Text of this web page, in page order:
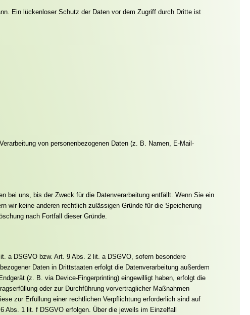
Ein lückenloser Schutz der Daten vor dem Zugriff durch Dritte ist
von personenbezogenen Daten (z. B. Namen, E-Mail-
bei uns, bis der Zweck für die Datenverarbeitung entfällt. Wenn Sie ein
wir keine anderen rechtlich zulässigen Gründe für die Speicherung
nach Fortfall dieser Gründe.
a DSGVO bzw. Art. 9 Abs. 2 lit. a DSGVO, sofern besondere
Daten in Drittstaaten erfolgt die Datenverarbeitung außerdem
(z. B. via Device-Fingerprinting) eingewilligt haben, erfolgt die
oder zur Durchführung vorvertraglicher Maßnahmen
zur Erfüllung einer rechtlichen Verpflichtung erforderlich sind auf
Abs. 1 lit. f DSGVO erfolgen. Über die jeweils im Einzelfall